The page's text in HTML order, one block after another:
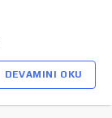
DEVAMINI OKU